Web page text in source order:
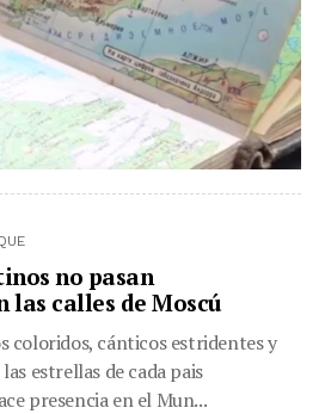
no pasan
las calles de Moscú
coloridos, cánticos estridentes y
estrellas de cada pais
presencia en el Mun...